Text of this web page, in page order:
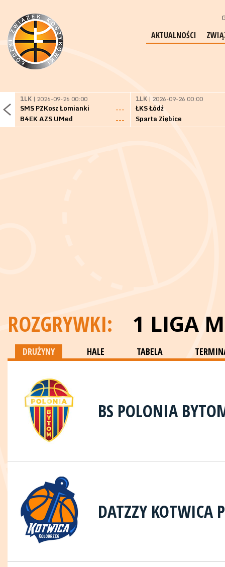
AKTUALNOŚCI
1LK | 2026-09-26 00:00
SMS PZKosz Łomianki
---
B4EK AZS UMed
---
1LK | 2026-09-26 00:00
ŁKS Łódź
Sparta Ziębice
ROZGRYWKI: 1 LIGA
DRUŻYNY HALE TABELA
BS POLONIA
DATZZY KOTWICA